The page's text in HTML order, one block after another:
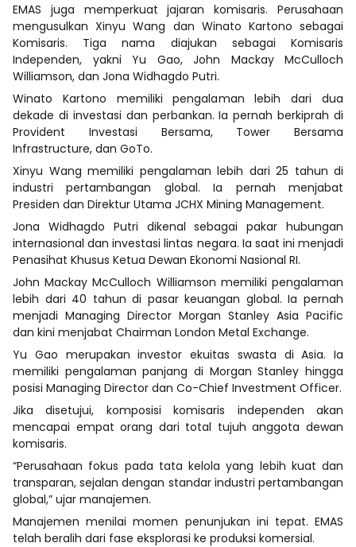
EMAS juga memperkuat jajaran komisaris. Perusahaan
mengusulkan Xinyu Wang dan Winato Kartono sebagai
Komisaris. Tiga nama diajukan sebagai Komisaris
Independen, yakni Yu Gao, John Mackay McCulloch
Williamson, dan Jona Widhagdo Putri.
Winato Kartono memiliki pengalaman lebih dari dua
dekade di investasi dan perbankan. Ia pernah berkiprah di
Provident Investasi Bersama, Tower Bersama
Infrastructure, dan GoTo.
Xinyu Wang memiliki pengalaman lebih dari 25 tahun di
industri pertambangan global. Ia pernah menjabat
Presiden dan Direktur Utama JCHX Mining Management.
Jona Widhagdo Putri dikenal sebagai pakar hubungan
internasional dan investasi lintas negara. Ia saat ini menjadi
Penasihat Khusus Ketua Dewan Ekonomi Nasional RI.
John Mackay McCulloch Williamson memiliki pengalaman
lebih dari 40 tahun di pasar keuangan global. Ia pernah
menjadi Managing Director Morgan Stanley Asia Pacific
dan kini menjabat Chairman London Metal Exchange.
Yu Gao merupakan investor ekuitas swasta di Asia. Ia
memiliki pengalaman panjang di Morgan Stanley hingga
posisi Managing Director dan Co-Chief Investment Officer.
Jika disetujui, komposisi komisaris independen akan
mencapai empat orang dari total tujuh anggota dewan
komisaris.
“Perusahaan fokus pada tata kelola yang lebih kuat dan
transparan, sejalan dengan standar industri pertambangan
global,” ujar manajemen.
Manajemen menilai momen penunjukan ini tepat. EMAS
telah beralih dari fase eksplorasi ke produksi komersial.